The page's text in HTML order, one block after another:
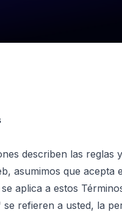
describen las
asumimos que
aplica a estos
refieren a usted, la